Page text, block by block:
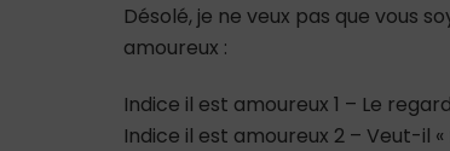
Désolé, je ne veux pas que vous
amoureux :
Indice il est amoureux 1 – Le
Indice il est amoureux 2 – Veut-il